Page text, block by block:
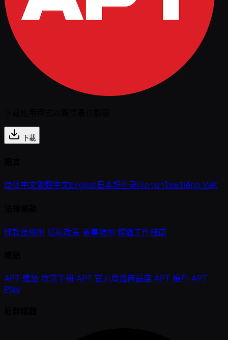
下載
简体中文繁體中文English日本語한국어ภาษาไทยTiếng Việt
條款及細則 隱私政策 賽事規則 媒體工作指南
APT 連結 撲克手冊 APT 官方周邊商品店 APT 帳戶 APT
Play